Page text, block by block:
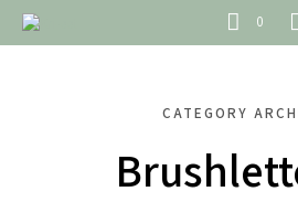
0
CATEGORY